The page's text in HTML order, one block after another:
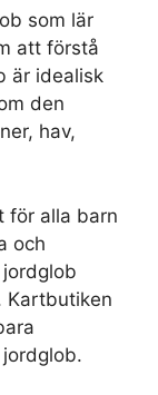
som lär
att förstå
är idealisk
den
hav,
för alla barn
och
Kartbutiken